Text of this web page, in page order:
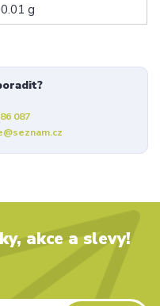
0.01 g
087
akce a slevy!